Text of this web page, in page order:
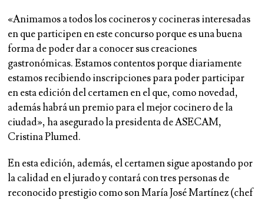
«Animamos a todos los cocineros y cocineras interesadas
en que participen en este concurso porque es una buena
forma de poder dar a conocer sus creaciones
gastronómicas. Estamos contentos porque diariamente
estamos recibiendo inscripciones para poder participar
en esta edición del certamen en el que, como novedad,
además habrá un premio para el mejor cocinero de la
ciudad», ha asegurado la presidenta de ASECAM,
Cristina Plumed.
En esta edición, además, el certamen sigue apostando por
la calidad en el jurado y contará con tres personas de
reconocido prestigio como son María José Martínez (chef